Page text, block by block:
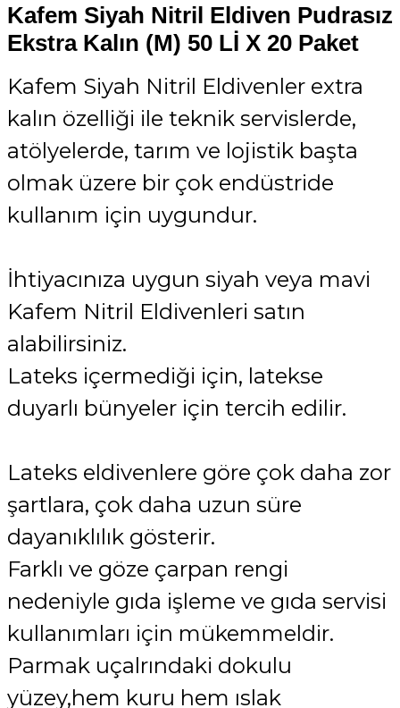
Kafem Siyah Nitril Eldiven Pudrasız
Ekstra Kalın (M) 50 Lİ X 20 Paket
Kafem Siyah Nitril Eldivenler extra
kalın özelliği ile teknik servislerde,
atölyelerde, tarım ve lojistik başta
olmak üzere bir çok endüstride
kullanım için uygundur.
İhtiyacınıza uygun siyah veya mavi
Kafem Nitril Eldivenleri satın
alabilirsiniz.
Lateks içermediği için, latekse
duyarlı bünyeler için tercih edilir.
Lateks eldivenlere göre çok daha zor
şartlara, çok daha uzun süre
dayanıklılık gösterir.
Farklı ve göze çarpan rengi
nedeniyle gıda işleme ve gıda servisi
kullanımları için mükemmeldir.
Parmak uçalrındaki dokulu
yüzey,hem kuru hem ıslak